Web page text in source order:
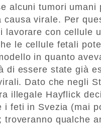
alcuni tumori umani
causa virale. Per
lavorare con cellule
le cellule fetali
in quanto
di essere state già
Dato che negli
illegale Hayflick
i feti in Svezia (mai
troveranno qualche